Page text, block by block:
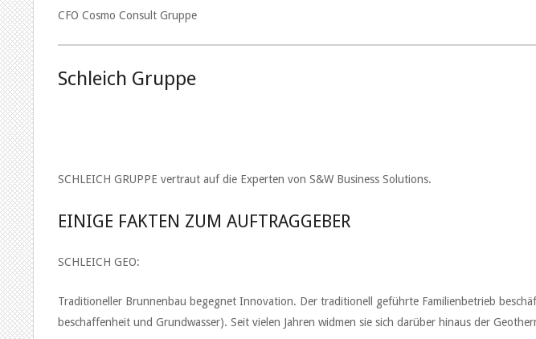
CFO Cosmo Consult Gruppe
Schleich Gruppe
SCHLEICH GRUPPE vertraut auf die Experten von S&W Business Solutions.
EINIGE FAKTEN ZUM AUFTRAGGEBER
SCHLEICH GEO:
Traditioneller Brunnenbau begegnet Innovation. Der traditionell geführte Familienbetrieb
beschaffenheit und Grundwasser). Seit vielen Jahren widmen sie sich darüber hinaus der